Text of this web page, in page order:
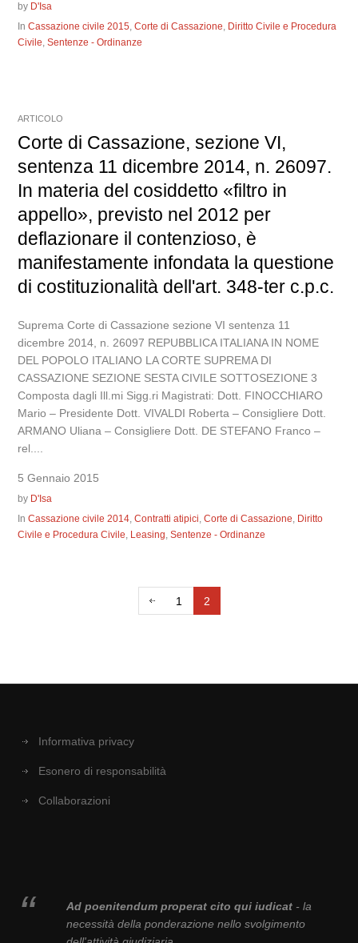
by D'Isa
InCassazione civile 2015,Corte di Cassazione, Diritto Civile e Procedura
Civile,Sentenze - Ordinanze
ARTICOLO
Corte di Cassazione, sezione VI,
sentenza 11 dicembre 2014, n. 26097.
In materia del cosiddetto «filtro in
appello», previsto nel 2012 per
deflazionare il contenzioso, è
manifestamente infondata la questione
di costituzionalità dell'art. 348-ter c.p.c.
Suprema Corte di Cassazione sezione VI sentenza 11
dicembre 2014, n. 26097 REPUBBLICA ITALIANA IN NOME
DEL POPOLO ITALIANO LA CORTE SUPREMA DI
CASSAZIONE SEZIONE SESTA CIVILE SOTTOSEZIONE 3
Composta dagli Ill.mi Sigg.ri Magistrati: Dott. FINOCCHIARO
Mario – Presidente Dott. VIVALDI Roberta – Consigliere Dott.
ARMANO Uliana – Consigliere Dott. DE STEFANO Franco –
rel....
5 Gennaio 2015
by D'Isa
InCassazione civile 2014,Contratti atipici,Corte di Cassazione, Diritto
Civile e Procedura Civile, Leasing,Sentenze - Ordinanze
1 2
Informativa privacy
Esonero di responsabilità
Collaborazioni
Ad poenitendum properat cito qui iudicat- la
necessità della ponderazione nello svolgimento